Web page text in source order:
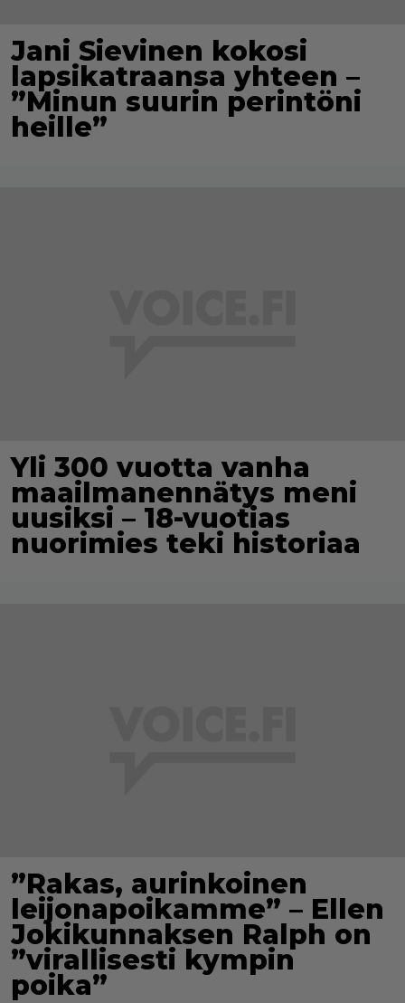
Jani Sievinen kokosi
lapsikatraansa yhteen –
”Minun suurin perintöni
heille”
Yli 300 vuotta vanha
maailmanennätys meni
uusiksi – 18-vuotias
nuorimies teki historiaa
”Rakas, aurinkoinen
leijonapoikamme” – Ellen
Jokikunnaksen Ralph on
”virallisesti kympin
poika”